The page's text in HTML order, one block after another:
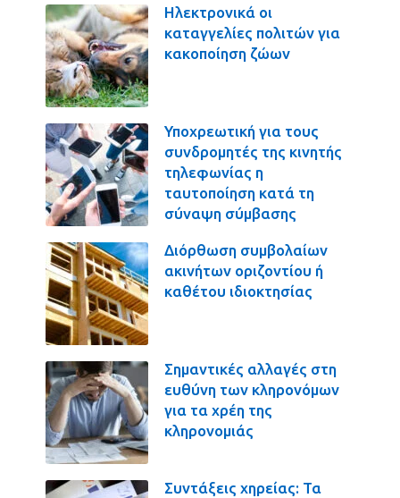
Ηλεκτρονικά οι
καταγγελίες πολιτών για
κακοποίηση ζώων
Υποχρεωτική για τους
συνδρομητές της κινητής
τηλεφωνίας η
ταυτοποίηση κατά τη
σύναψη σύμβασης
Διόρθωση συμβολαίων
ακινήτων οριζοντίου ή
καθέτου ιδιοκτησίας
Σημαντικές αλλαγές στη
ευθύνη των κληρονόμων
για τα χρέη της
κληρονομιάς
Συντάξεις χηρείας: Τα